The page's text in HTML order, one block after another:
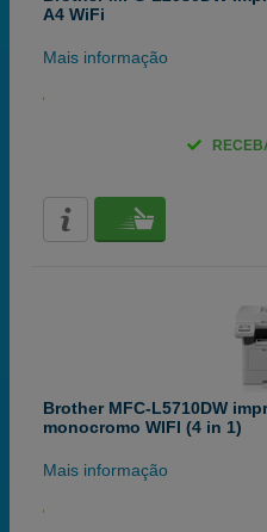
A4 WiFi
Mais informação
Brother MFC-L5710DW
monocromo WIFI (4 in 1)
Mais informação